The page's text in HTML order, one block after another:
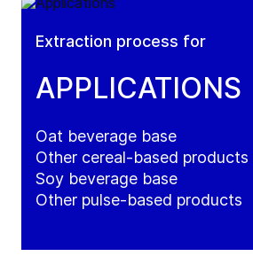
Extraction process for
APPLICATIONS
Oat beverage base
Other cereal-based products
Soy beverage base
Other pulse-based products